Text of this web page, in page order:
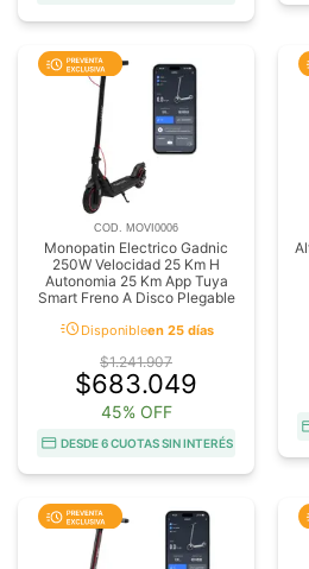
COD. MOVI0006
Monopatin Electrico Gadnic
250W Velocidad 25 Km H
Autonomia 25 Km App Tuya
Smart Freno A Disco Plegable
acuteDisponibleen 25 días
$1.241.907
$683.049
45% OFF
DESDE 6 CUOTAS SIN INTERÉS